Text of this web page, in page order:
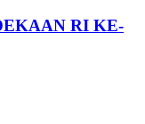
RI KE-